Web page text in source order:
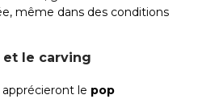
même dans des conditions
et le carving
apprécieront le pop